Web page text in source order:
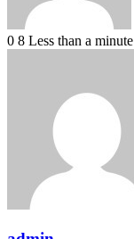
0 8 Less than a minute